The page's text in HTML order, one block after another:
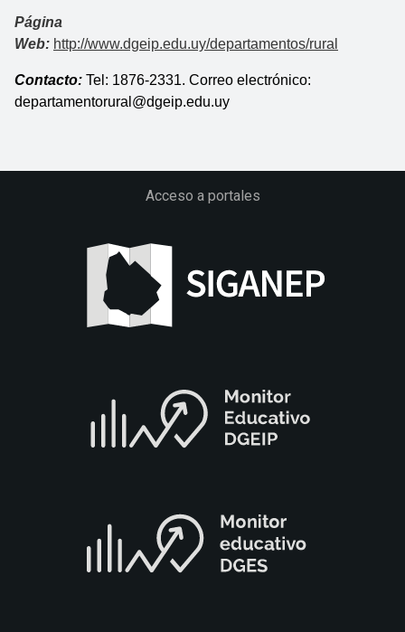
Página
Web: http://www.dgeip.edu.uy/departamentos/rural
Contacto: Tel: 1876-2331. Correo electrónico:
departamentorural@dgeip.edu.uy
Acceso a portales